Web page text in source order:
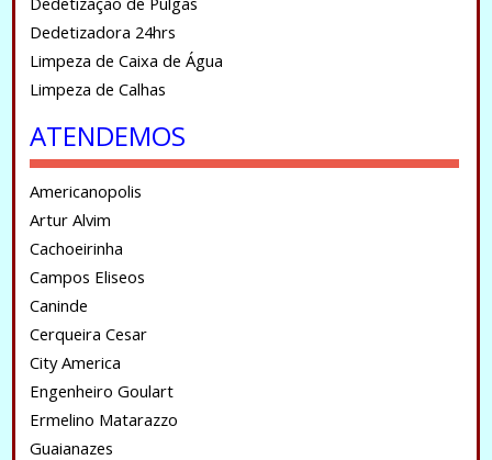
Dedetizadora 24hrs
Limpeza de Caixa de Água
Limpeza de Calhas
ATENDEMOS
Americanopolis
Artur Alvim
Cachoeirinha
Campos Eliseos
Caninde
Cerqueira Cesar
City America
Engenheiro Goulart
Ermelino Matarazzo
Guaianazes